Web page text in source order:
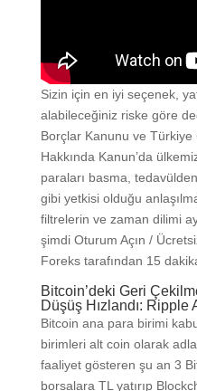
Sizin için en iyi seçenek,
alabileceğiniz riske göre
Borçlar Kanunu ve
Hakkında Kanun’da
paraları basma,
gibi yetkisi olduğu
filtrelerin ve zaman dilimi
şimdi Oturum Açın /
Foreks tarafından 15
Bitcoin’deki Geri
Düşüş Hızlandı: Ripple
Bitcoin ana para birimi
birimleri alt coin olarak
faaliyet gösteren şu an 3
borsalara TL yatırıp